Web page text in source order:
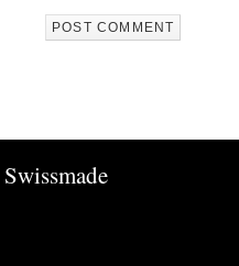
Swissmade